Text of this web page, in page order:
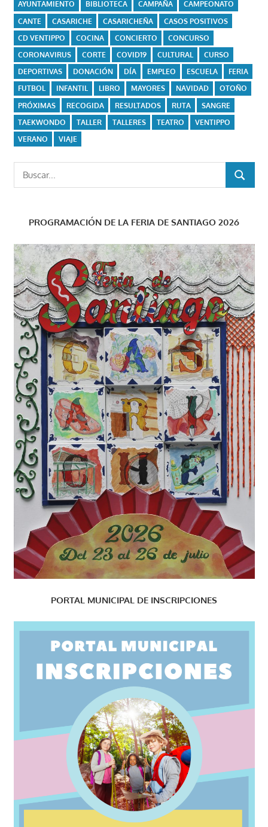
AYUNTAMIENTO BIBLIOTECA CAMPAÑA
CAMPEONATO
CANTE
CASARICHE CASARICHEÑA
CASOS POSITIVOS
CD VENTIPPO
COCINA CONCIERTO
CONCURSO
CORONAVIRUS
CORTE COVID19 CULTURAL
CURSO
DEPORTIVAS
DONACIÓN DÍA EMPLEO ESCUELA
FERIA
FUTBOL
INFANTIL LIBRO MAYORES NAVIDAD
OTOÑO
PRÓXIMAS
RECOGIDA RESULTADOS RUTA
SANGRE
TAEKWONDO
TALLER TALLERES TEATRO
VENTIPPO
VERANO
VIAJE
Buscar:
BUSCAR
PROGRAMACIÓN DE LA FERIA DE SANTIAGO 2026
PORTAL MUNICIPAL DE INSCRIPCIONES